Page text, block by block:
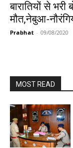
बारातियों से
मौत,नेबुआ-
Prabhat - 09/08/2020
MOST READ